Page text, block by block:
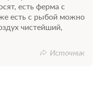
есть ферма с
есть с рыбой можно
чистейший,
Источник